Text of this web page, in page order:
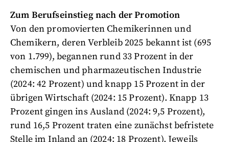
Zum Berufseinstieg nach der Promotion
Von den promovierten Chemikerinnen und
Chemikern, deren Verbleib 2025 bekannt ist (695
von 1.799), begannen rund 33 Prozent in der
chemischen und pharmazeutischen Industrie
(2024: 42 Prozent) und knapp 15 Prozent in der
übrigen Wirtschaft (2024: 15 Prozent). Knapp 13
Prozent gingen ins Ausland (2024: 9,5 Prozent),
rund 16,5 Prozent traten eine zunächst befristete
Stelle im Inland an (2024: 18 Prozent). Jeweils